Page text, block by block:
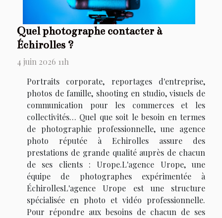
Quel photographe contacter à
Échirolles ?
4 juin 2026 11h
Portraits corporate, reportages d'entreprise,
photos de famille, shooting en studio, visuels de
communication pour les commerces et les
collectivités… Quel que soit le besoin en termes
de photographie professionnelle, une agence
photo réputée à Echirolles assure des
prestations de grande qualité auprès de chacun
de ses clients : Urope.L'agence Urope, une
équipe de photographes expérimentée à
ÉchirollesL'agence Urope est une structure
spécialisée en photo et vidéo professionnelle.
Pour répondre aux besoins de chacun de ses